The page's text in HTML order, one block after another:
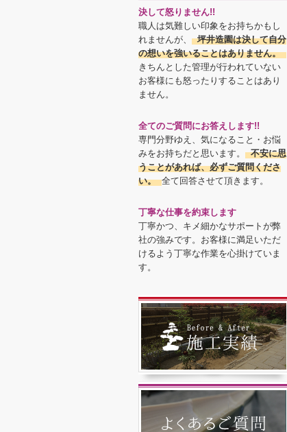
決して怒りません!!
職人は気難しい印象をお持ちかもし
れませんが、
坪井造園は決して自分
の想いを強いることはありません。
きちんとした管理が行われていない
お客様にも怒ったりすることはあり
ません。
全てのご質問にお答えします!!
専門分野ゆえ、気になること・お悩
みをお持ちだと思います。
不安に思
うことがあれば、必ずご質問くださ
い。 全て回答させて頂きます。
丁寧な仕事を約束します
丁寧かつ、キメ細かなサポートが弊
社の強みです。お客様に満足いただ
けるよう丁寧な作業を心掛けていま
す。